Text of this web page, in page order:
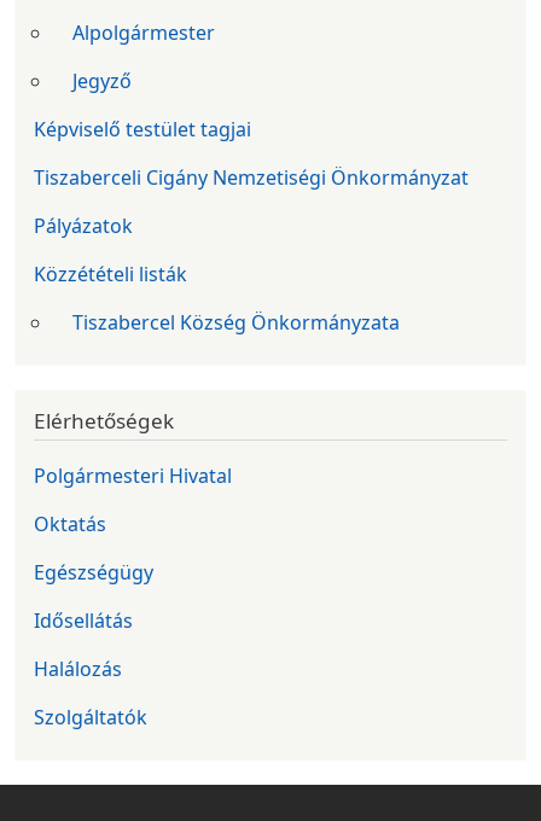
Alpolgármester
Jegyző
Képviselő testület tagjai
Tiszaberceli Cigány Nemzetiségi Önkormányzat
Pályázatok
Közzétételi listák
Tiszabercel Község Önkormányzata
Elérhetőségek
Polgármesteri Hivatal
Oktatás
Egészségügy
Idősellátás
Halálozás
Szolgáltatók